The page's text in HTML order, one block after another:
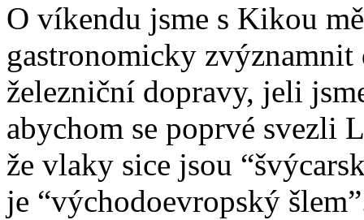
O víkendu jsme s Kikou
gastronomicky
železniční dopravy, jeli
abychom se poprvé svezli
že vlaky sice jsou
je “východoevropský